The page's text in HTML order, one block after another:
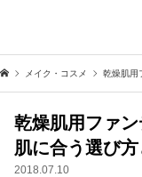
メイク・コスメ 乾燥肌用
乾燥肌用ファ
肌に合う選び
2018.07.10